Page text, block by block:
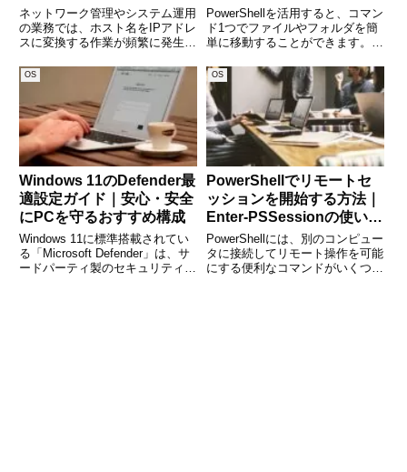
い方を徹底解説
ネットワーク管理やシステム運用
の業務では、ホスト名をIPアドレ
スに変換する作業が頻繁に発生し
PowerShellの「Resolve-
DnsName」コマンド を使うこと
で、この変換を簡単に実行できま
す。本記事で
PowerShellを活用すると、コマン
ド1つでファイルやフォルダを簡
単に移動することができます。そ
は、ファイルやフォルダを指定し
た場所に移動させる基本的なコマ
ンドです。本記事では、Move-
Item
OS
Windows 11のDefender最
適設定ガイド｜安心・安全
にPCを守るおすすめ構成
Windows 11に標準搭載されてい
る「Microsoft Defender」は、サ
ードパーティ製のセキュリティソ
OS
PowerShellでリモートセ
ッションを開始する方法｜
Enter-PSSessionの使い方
と注意点を徹底解説
PowerShellには、別のコンピュー
タに接続してリモート操作を可能
にする便利なコマンドがいくつか